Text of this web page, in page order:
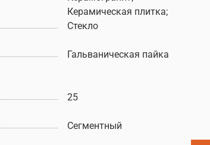
Керамическая плитка;
Стекло
Гальваническая пайка
25
Сегментный